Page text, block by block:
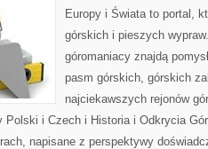
Europy i Świata to portal,
górskich i pieszych
góromaniacy znajdą
pasm górskich, górskich
najciekawszych rejonów
Polski i Czech i Historia i Odkrycia
napisane z perspektywy